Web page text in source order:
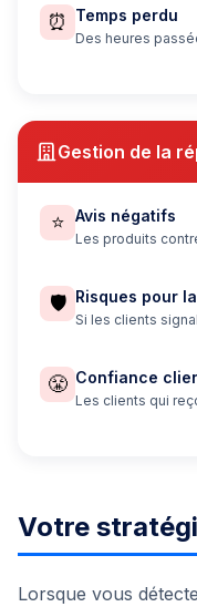
⏰ Temps perdu
Des heures
Gestion de la
⭐ Avis négatifs
Les produits
🛡️ Risques pour
Si les clients
😤 Confiance
Les clients qui
Votre
Lorsque vous